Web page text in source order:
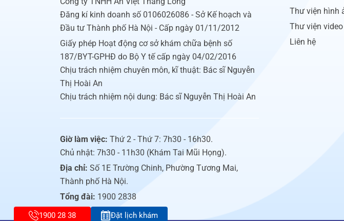
Đăng kí kinh doanh số 0106026086 - Sở Kế hoạch và
Đầu tư Thành phố Hà Nội - Cấp ngày 01/11/2012
Giấy phép Hoạt động cơ sở khám chữa bệnh số
187/BYT-GPHĐ do Bộ Y tế cấp ngày 04/02/2016
Chịu trách nhiệm chuyên môn, kĩ thuật: Bác sĩ Nguyễn
Thị Hoài An
Chịu trách nhiệm nội dung: Bác sĩ Nguyễn Thị Hoài An
Giờ làm việc: Thứ 2 - Thứ 7: 7h30 - 16h30.
Chủ nhật: 7h30 - 11h30 (Khám Tai Mũi Họng).
Địa chỉ: Số 1E Trường Chinh, Phường Tương Mai,
Thành phố Hà Nội.
Tổng đài: 1900 2838
Thư viện hình
Thư viện video
Liên hệ
1900 28 38 Đặt lịch khám